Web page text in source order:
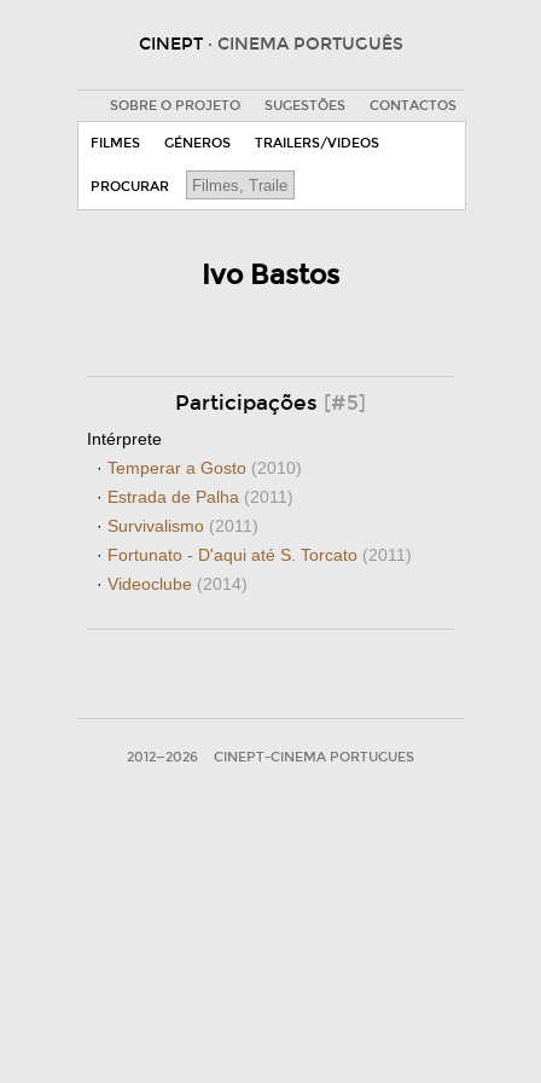
CINEPT · CINEMA PORTUGUÊS
SOBRE O PROJETO SUGESTÕES CONTACTOS
FILMES GÉNEROS TRAILERS/VIDEOS
PROCURAR
Ivo Bastos
Participações [#5]
Intérprete
· Temperar a Gosto (2010)
· Estrada de Palha (2011)
· Survivalismo (2011)
· Fortunato - D'aqui até S. Torcato (2011)
· Videoclube (2014)
2012—2026 CINEPT-CINEMA PORTUGUES